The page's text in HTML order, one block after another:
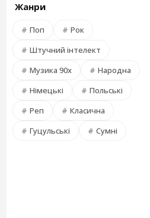
Жанри
Поп
Рок
Штучний інтелект
Музика 90х
Народна
Німецькі
Польські
Реп
Класична
Гуцульські
Сумні